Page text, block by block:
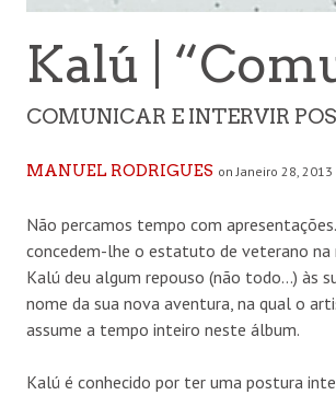
Kalú |
COMUNICAR E INTERVIR
MANUEL RODRIGUES on Janeiro 28,
Não percamos tempo com
concedem-lhe o estatuto de veterano na
Kalú deu algum repouso (não todo…) às
nome da sua nova aventura, na qual o
assume a tempo inteiro neste álbum.
Kalú é conhecido por ter uma postura